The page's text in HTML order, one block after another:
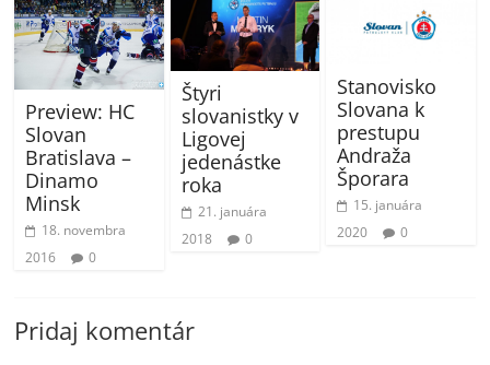
Preview: HC
Slovan
Bratislava –
Dinamo
Minsk
18. novembra
2016
0
Štyri
slovanistky v
Ligovej
jedenástke
roka
21. januára
2018
0
Stanovisko
Slovana k
prestupu
Andraža
Šporara
15. januára
2020
0
Pridaj komentár